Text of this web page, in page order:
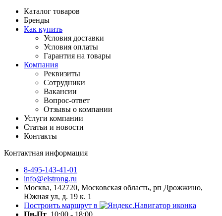
Каталог товаров
Бренды
Как купить
Условия доставки
Условия оплаты
Гарантия на товары
Компания
Реквизиты
Сотрудники
Вакансии
Вопрос-ответ
Отзывы о компании
Услуги компании
Статьи и новости
Контакты
Контактная информация
8-495-143-41-01
info@elstrong.ru
Москва, 142720, Московская область, рп Дрожжино,
Южная ул, д. 19 к. 1
Построить маршрут в
Пн-Пт 10:00 - 18:00